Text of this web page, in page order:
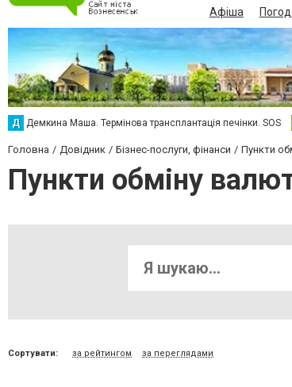
Афіша
Д Демкина Маша. Термінова трансплантація печінки. SOS
Головна Довідник Бізнес-послуги, фінанси Пункти
Пункти обміну
Сортувати: за рейтингом за переглядами